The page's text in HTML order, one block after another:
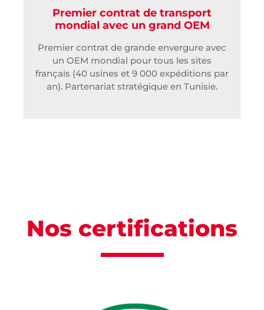
Orientation internationale
renforcée
Création de filiales en Espagne, Pologne,
Roumanie et Slovaquie.
Nos certifications